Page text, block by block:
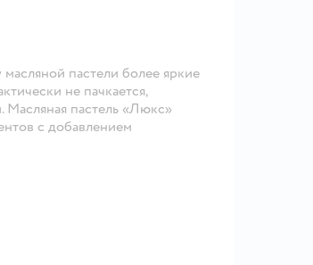
пастели более яркие
не пачкается,
Масляная пастель «Люкс»
с добавлением